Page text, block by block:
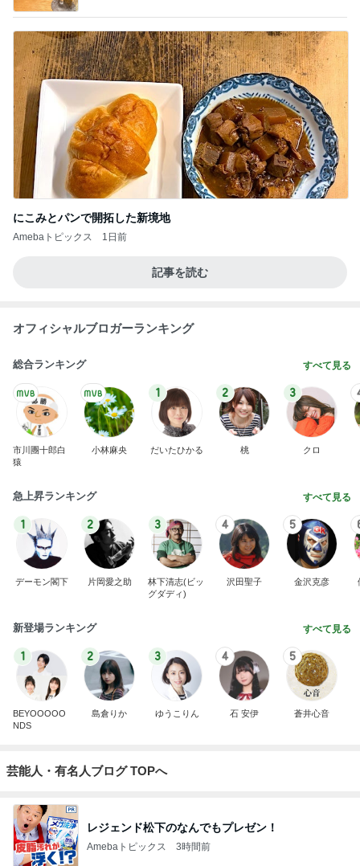
にこみとパンで開拓した新境地
Amebaトピックス 1日前
記事を読む
オフィシャルブロガーランキング
総合ランキング すべて見る
市川團十郎白
猿
小林麻央
1
だいたひかる
2
桃
3
クロ
急上昇ランキング すべて見る
1
デーモン閣下
2
片岡愛之助
3
林下清志(ビッ
グダディ)
4
沢田聖子
5
金沢克彦
新登場ランキング すべて見る
1
BEYOOOOO
NDS
2
島倉りか
3
ゆうこりん
4
石 安伊
5
蒼井心音
芸能人・有名人ブログ TOPへ
レジェンド松下のなんでもプレゼン！
Amebaトピックス 3時間前